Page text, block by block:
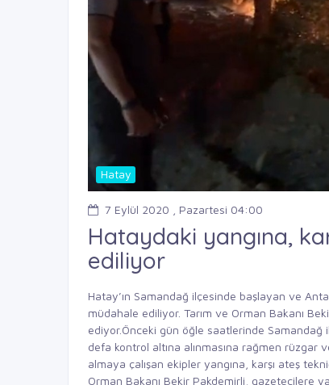
Hatay
7 Eylül 2020 , Pazartesi 04:00
Hataydaki yangına,
ediliyor
Hatay’ın Samandağ ilçesinde başlayan ve
müdahale ediliyor. Tarım ve Orman Bakanı
ediyor.Önceki gün öğle saatlerinde Samandağ
defa kontrol altına alınmasına rağmen rüzgar
almaya çalışan ekipler yangına, karşı ateş
Orman Bakanı Bekir Pakdemirli, gazetecilere